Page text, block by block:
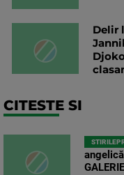
Delir
CITESTE SI